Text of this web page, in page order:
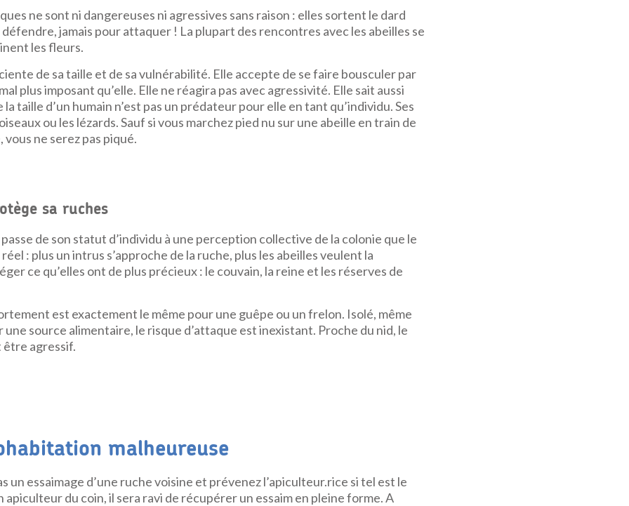
ne sont ni dangereuses ni agressives sans raison : elles sortent le dard
jamais pour attaquer ! La plupart des rencontres avec les abeilles se
les fleurs.
de sa taille et de sa vulnérabilité. Elle accepte de se faire bousculer par
plus imposant qu’elle. Elle ne réagira pas avec agressivité. Elle sait aussi
taille d’un humain n’est pas un prédateur pour elle en tant qu’individu. Ses
ou les lézards. Sauf si vous marchez pied nu sur une abeille en train de
ne serez pas piqué.
sa ruches
passe de son statut d’individu à une perception collective de la colonie que le
: plus un intrus s’approche de la ruche, plus les abeilles veulent la
ce qu’elles ont de plus précieux : le couvain, la reine et les réserves de
est exactement le même pour une guêpe ou un frelon. Isolé, même
une source alimentaire, le risque d’attaque est inexistant. Proche du nid, le
agressif.
malheureuse
un essaimage d’une ruche voisine et prévenez l’apiculteur.rice si tel est le
apiculteur du coin, il sera ravi de récupérer un essaim en pleine forme. A